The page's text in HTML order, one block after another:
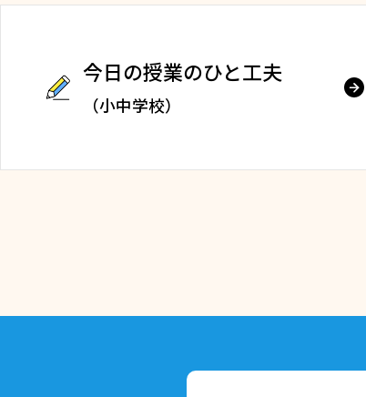
今日の授業のひと工夫
（小中学校）